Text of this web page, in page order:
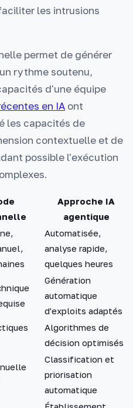
les intrusions
permet de générer
rythme soutenu,
d'une équipe
en IA ont
les capacités de
contextuelle et de
possible l'exécution
Approche IA
agentique
Automatisée,
analyse rapide,
quelques heures
Génération
automatique
d'exploits adaptés
Algorithmes de
décision optimisés
Classification et
priorisation
automatique